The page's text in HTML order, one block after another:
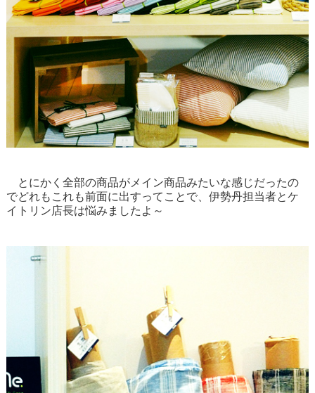
とにかく全部の商品がメイン商品みたいな感じだったの
でどれもこれも前面に出すってことで、伊勢丹担当者とケ
イトリン店長は悩みましたよ～